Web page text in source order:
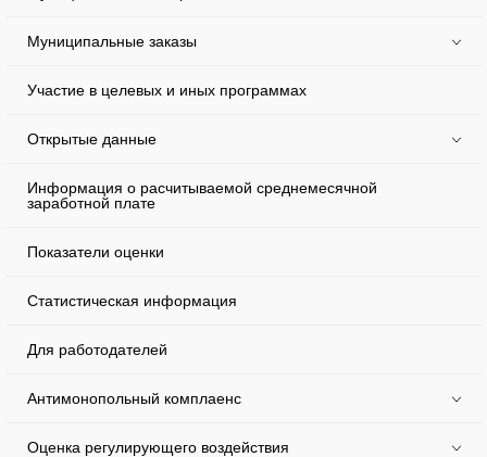
Муниципальные заказы
Участие в целевых и иных программах
Открытые данные
Информация о расчитываемой среднемесячной
заработной плате
Показатели оценки
Статистическая информация
Для работодателей
Антимонопольный комплаенс
Оценка регулирующего воздействия